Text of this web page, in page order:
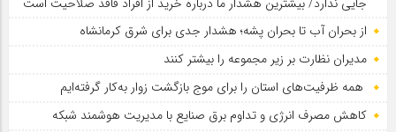
از بحران آب تا بحران پشه؛ هشدار جدی برای شرق کرمانشاه
مدیران نظارت بر زیر مجموعه را بیشتر کنند
همه ظرفیت‌های استان را برای موج بازگشت زوار به‌کار گرفته‌ایم
کاهش مصرف انرژی و تداوم برق صنایع با مدیریت هوشمند شبکه